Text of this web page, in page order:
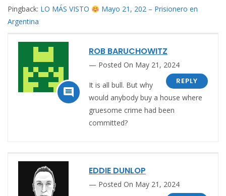
Pingback: LO MÁS VISTO
Mayo 21, 202 – Prisionero en
Argentina

ROB BARUCHOWITZ
Posted On May 21, 2024
REPLY
It is all bull. But why
would anybody buy a house where
gruesome crime had been
committed?
EDDIE DUNLOP
Posted On May 21, 2024